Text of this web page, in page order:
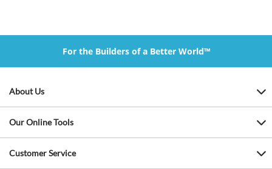
For the Builders of a Better World™
About Us
Our Online Tools
Customer Service